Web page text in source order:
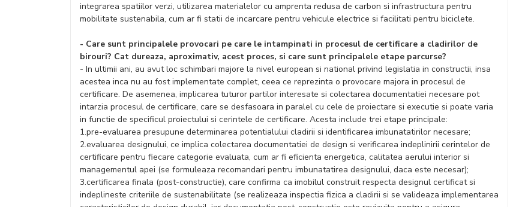
integrarea spatiilor verzi, utilizarea materialelor cu amprenta redusa de carbon si infrastructura pentru
mobilitate sustenabila, cum ar fi statii de incarcare pentru vehicule electrice si facilitati pentru biciclete.
- Care sunt principalele provocari pe care le intampinati in procesul de certificare a cladirilor de
birouri? Cat dureaza, aproximativ, acest proces, si care sunt principalele etape parcurse?
- In ultimii ani, au avut loc schimbari majore la nivel european si national privind legislatia in constructii, insa
acestea inca nu au fost implementate complet, ceea ce reprezinta o provocare majora in procesul de
certificare. De asemenea, implicarea tuturor partilor interesate si colectarea documentatiei necesare pot
intarzia procesul de certificare, care se desfasoara in paralel cu cele de proiectare si executie si poate varia
in functie de specificul proiectului si cerintele de certificare. Acesta include trei etape principale:
1.pre-evaluarea presupune determinarea potentialului cladirii si identificarea imbunatatirilor necesare;
2.evaluarea designului, ce implica colectarea documentatiei de design si verificarea indeplinirii cerintelor de
certificare pentru fiecare categorie evaluata, cum ar fi eficienta energetica, calitatea aerului interior si
managementul apei (se formuleaza recomandari pentru imbunatatirea designului, daca este necesar);
3.certificarea finala (post-constructie), care confirma ca imobilul construit respecta designul certificat si
indeplineste criteriile de sustenabilitate (se realizeaza inspectia fizica a cladirii si se valideaza implementarea